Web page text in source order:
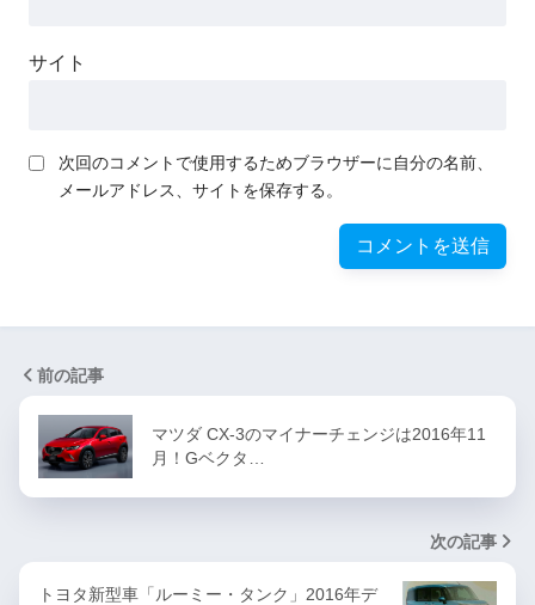
サイト
次回のコメントで使用するためブラウザーに自分の名前、
メールアドレス、サイトを保存する。
前の記事
マツダ CX-3のマイナーチェンジは2016年11
月！Gベクタ…
次の記事
トヨタ新型車「ルーミー・タンク」2016年デ